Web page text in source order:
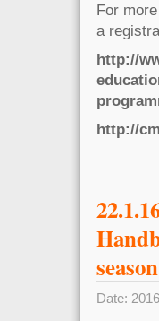
For
a
http://
http://
Date: